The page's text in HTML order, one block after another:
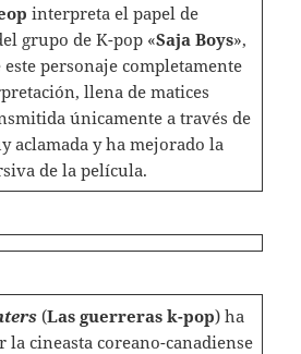
interpreta el papel de
grupo de K-pop «Saja Boys»,
personaje completamente
llena de matices
únicamente a través de
aclamada y ha mejorado la
de la película.
(Las guerreras k-pop) ha
cineasta coreano-canadiense